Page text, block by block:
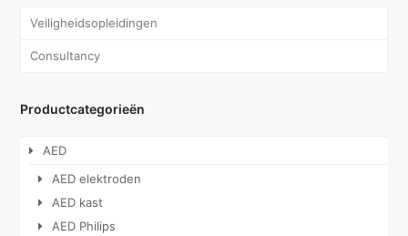
Veiligheidsopleidingen
Consultancy
Productcategorieën
AED
AED elektroden
AED kast
AED Philips